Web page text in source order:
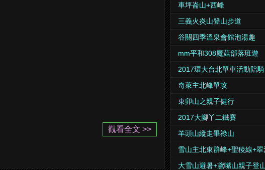
觀看全文 >>
車坪崙山+西峰
三義火炎山登山步道
谷關四季溫泉會館泡湯趣
mm平和308魔菇部落班遊
2017環大台北單車活動陪騎
奇萊主北峰單攻
東卯山之親子健行
2017大腳丫二鐵賽
羊頭山縱走畢祿山
雪山主北東群峰+聖稜線+翠
大雪山避暑+鳶嘴山親子登